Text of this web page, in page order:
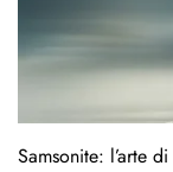
Samsonite: l’arte